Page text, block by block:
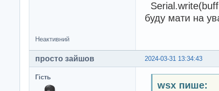
буду мати на
Неактивний
2024-03-31 13:34:43
просто зайшов
Гість
wsx пише: